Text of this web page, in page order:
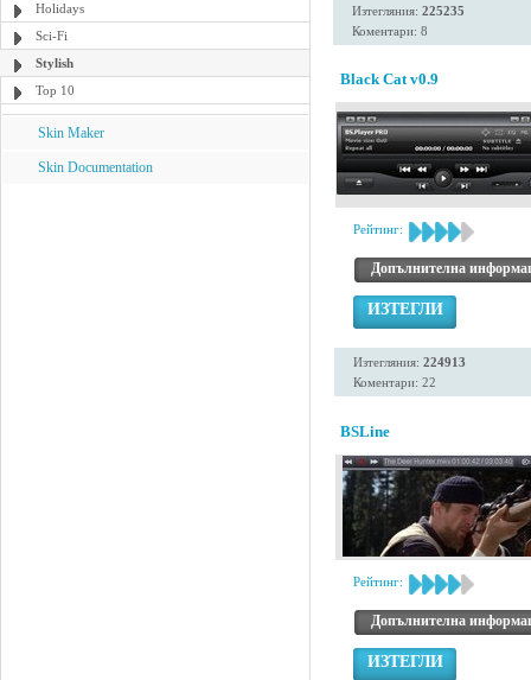
Holidays
Sci-Fi
Stylish
Top 10
Skin Maker
Skin Documentation
Изтегляния: 225235
Коментари: 8
Black Cat v0.9
Рейтинг:
Допълнителна
ИЗТЕГЛИ
Изтегляния: 224913
Коментари: 22
BSLine
Рейтинг:
Допълнителна
ИЗТЕГЛИ